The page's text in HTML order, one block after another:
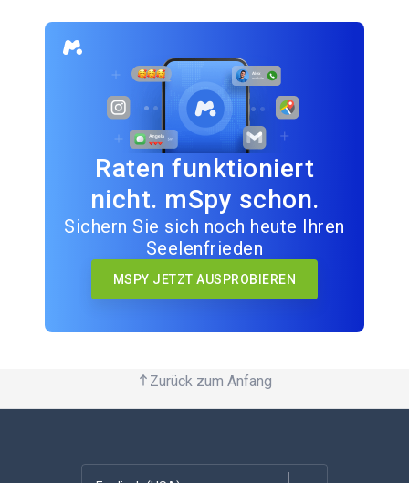
Raten funktioniert
nicht. mSpy schon.
Sichern Sie sich noch heute Ihren
Seelenfrieden
MSPY JETZT AUSPROBIEREN
Zurück zum Anfang